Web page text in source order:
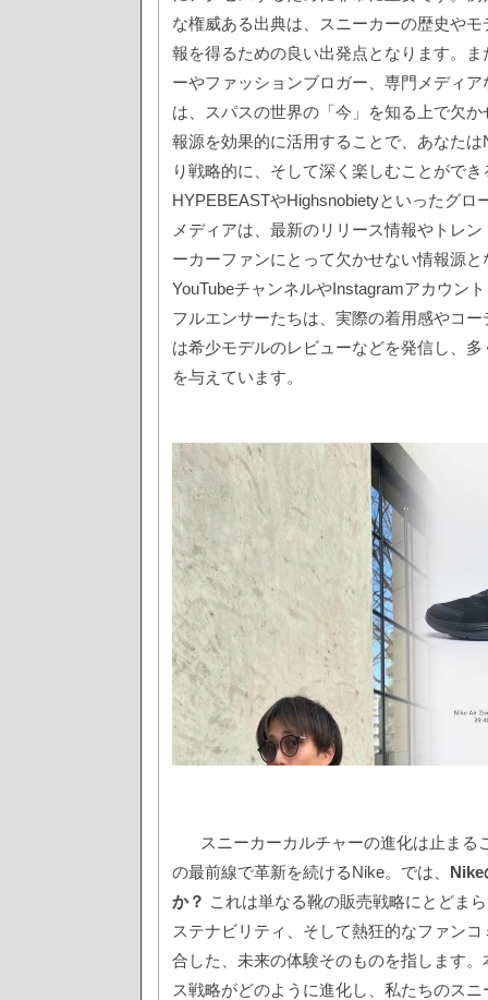
な権威ある出典は、スニーカーの歴史や
報を得るための良い出発点となります。
ーやファッションブロガー、専門メディ
は、スパスの世界の「今」を知る上で欠
報源を効果的に活用することで、あなた
り戦略的に、そして深く楽しむことがで
HYPEBEASTやHighsnobietyといったグロ
メディアは、最新のリリース情報やトレ
ーカーファンにとって欠かせない情報源
YouTubeチャンネルやInstagramアカウン
フルエンサーたちは、実際の着用感やコ
は希少モデルのレビューなどを発信し、
を与えています。
スニーカーカルチャーの進化は止まる
の最前線で革新を続けるNike。では、 Nike
か？ これは単なる靴の販売戦略にとどま
ステナビリティ、そして熱狂的なファン
合した、未来の体験そのものを指します
ス戦略がどのように進化し、私たちのス